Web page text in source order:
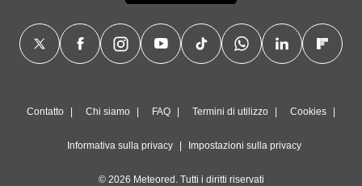
Contatto Chi siamo FAQ Termini di utilizzo Cookies
Informativa sulla privacy Impostazioni sulla privacy
© 2026 Meteored. Tutti i diritti riservati